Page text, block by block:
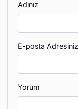
Adınız
E-posta Adresiniz
Yorum